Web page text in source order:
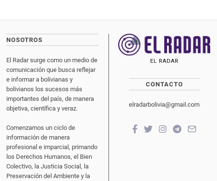
NOSOTROS
El Radar surge como un medio de
comunicación que busca reflejar
e informar a bolivianas y
bolivianos los sucesos más
importantes del país, de manera
objetiva, científica y veraz.
Comenzamos un ciclo de
información de manera
profesional e imparcial, primando
los Derechos Humanos, el Bien
Colectivo, la Justicia Social, la
Preservación del Ambiente y la
EL RADAR
CONTACTO
elradarbolivia@gmail.com